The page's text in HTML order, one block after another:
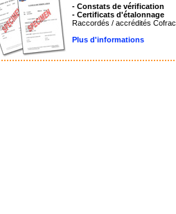
- Constats de vérification
- Certificats d'étalonnage
Raccordés / accrédités Cofrac
Plus d'informations